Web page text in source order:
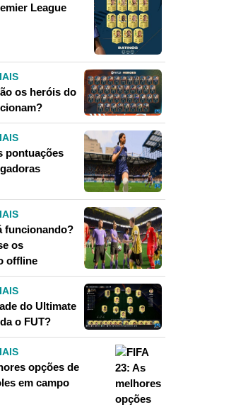
League
os heróis do
pontuações
funcionando?
os
offline
do Ultimate
o FUT?
opções de
em campo